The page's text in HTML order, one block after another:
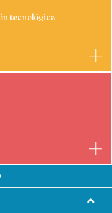
tecnológica